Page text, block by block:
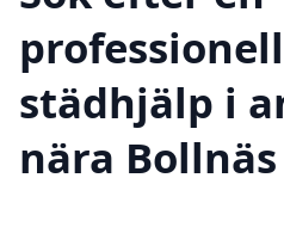
städhjälp i
nära Bollnäs